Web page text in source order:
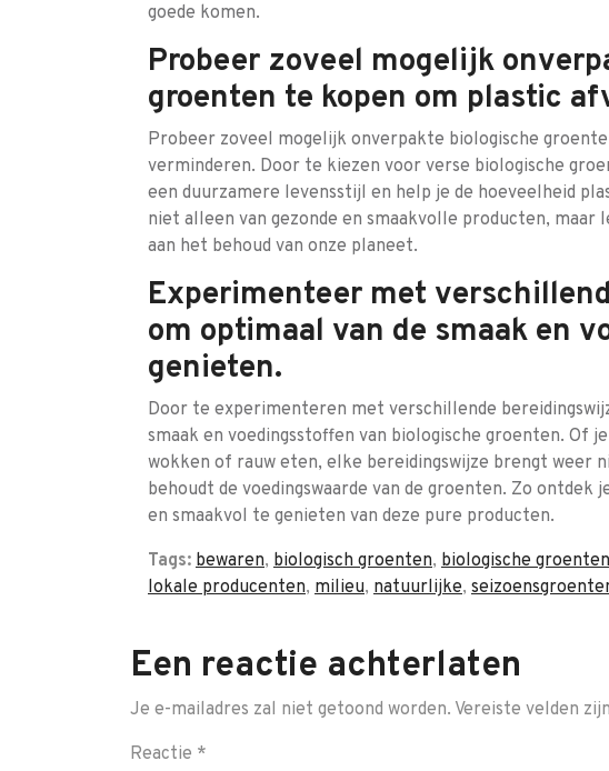
goede komen.
Probeer zoveel mogelijk
groenten te kopen om plastic
Probeer zoveel mogelijk onverpakte biologische
verminderen. Door te kiezen voor verse biologische
een duurzamere levensstijl en help je de hoeveelheid
niet alleen van gezonde en smaakvolle producten, maar
aan het behoud van onze planeet.
Experimenteer met
om optimaal van de smaak en
genieten.
Door te experimenteren met verschillende
smaak en voedingsstoffen van biologische groenten. Of
wokken of rauw eten, elke bereidingswijze brengt weer
behoudt de voedingswaarde van de groenten. Zo ontdek
en smaakvol te genieten van deze pure producten.
Tags: bewaren, biologisch groenten, biologische groenten
lokale producenten, milieu, natuurlijke,
Een reactie achterlaten
Je e-mailadres zal niet getoond worden. Vereiste velden
Reactie *